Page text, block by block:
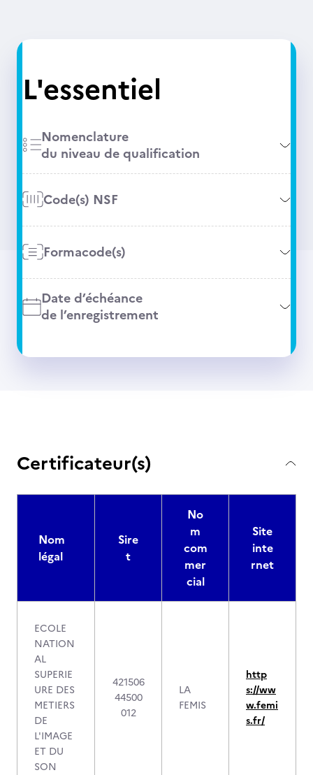
L'essentiel
Nomenclature
du niveau de qualification
Code(s) NSF
Formacode(s)
Date d’échéance
de l’enregistrement
Certificateur(s)
Nom
légal
Sire
t
No
m
com
mer
cial
Site
inte
rnet
ECOLE
NATION
AL
SUPERIE
URE DES
METIERS
DE
L'IMAGE
ET DU
SON
421506
44500
012
LA
FEMIS
http
s://ww
w.femi
s.fr/